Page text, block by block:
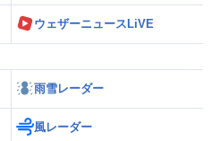
ウェザーニュースLiVE
雨雪レーダー
風レーダー